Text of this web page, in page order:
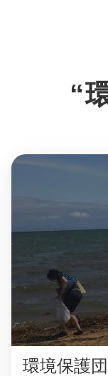
“
環境保護